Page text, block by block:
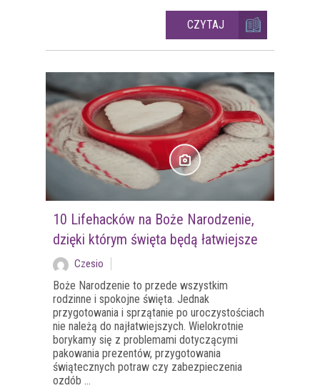
CZYTAJ
10 Lifehacków na Boże Narodzenie,
dzięki którym święta będą łatwiejsze
Czesio
Boże Narodzenie to przede wszystkim
rodzinne i spokojne święta. Jednak
przygotowania i sprzątanie po uroczystościach
nie należą do najłatwiejszych. Wielokrotnie
borykamy się z problemami dotyczącymi
pakowania prezentów, przygotowania
świątecznych potraw czy zabezpieczenia
ozdób ...